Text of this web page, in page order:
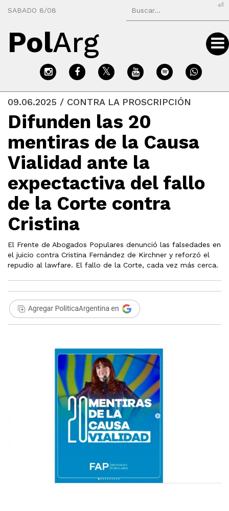
SABADO 8/08
⏎
PolArg
09.06.2025 / CONTRA LA PROSCRIPCIÓN
Difunden las 20
mentiras de la Causa
Vialidad ante la
expectactiva del fallo
de la Corte contra
Cristina
El Frente de Abogados Populares denunció las falsedades en
el juicio contra Cristina Fernández de Kirchner y reforzó el
repudio al lawfare. El fallo de la Corte, cada vez más cerca.